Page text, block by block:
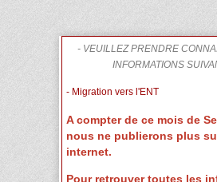
- VEUILLEZ PRENDRE
INFORMATIONS
- Migration vers l'ENT
A compter de ce mois de
nous ne publierons plus
internet.
Pour retrouver toutes les